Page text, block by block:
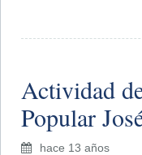
Actividad
Popular
hace 13 años